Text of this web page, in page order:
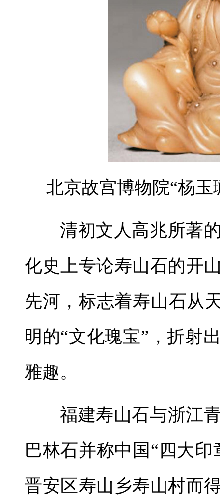
北京故宫博物院“杨
清初文人高兆所著
化史上专论寿山石的开
先河，标志着寿山石从
明的“文化瑰宝”，折射
雅趣。
福建寿山石与浙江
巴林石并称中国“四大
晋安区寿山乡寿山村而